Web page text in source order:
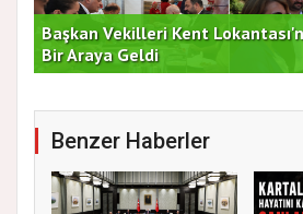
Başkan Vekilleri Kent
Bir Araya Geldi
Benzer Haberler